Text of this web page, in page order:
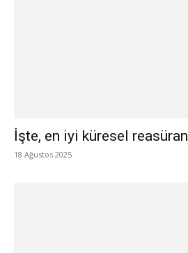
İşte, en iyi küresel
18 Ağustos 2025